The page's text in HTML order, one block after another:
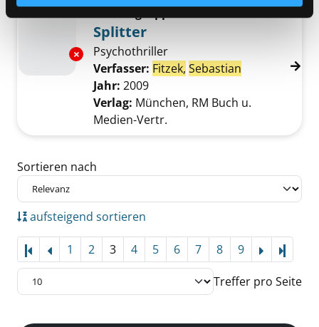
Exemplar-Details von Splitter anzeigen
Splitter
Psychothriller
Verfasser: Fitzek, Sebastian Suche nach
Jahr: 2009
Verlag: München, RM Buch u.
Medien-Vertr.
Zu den Suchfiltern springen
Sortieren nach
aufsteigend sortieren
1 2 3 4 5 6 7 8 9
Treffer pro Seite